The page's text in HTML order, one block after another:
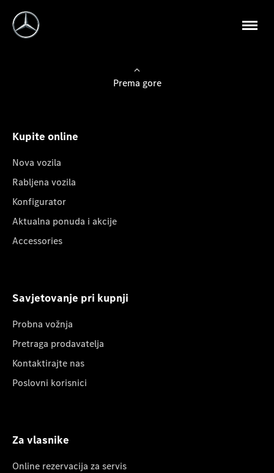
Prema gore
Kupite online
Nova vozila
Rabljena vozila
Konfigurator
Aktualna ponuda i akcije
Accessories
Savjetovanje pri kupnji
Probna vožnja
Pretraga prodavatelja
Kontaktirajte nas
Poslovni korisnici
Za vlasnike
Online rezervacija za servis